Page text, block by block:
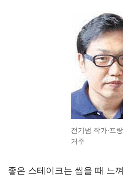
전기범 작가·프
거주
좋은 스테이크는 씹을 때 느